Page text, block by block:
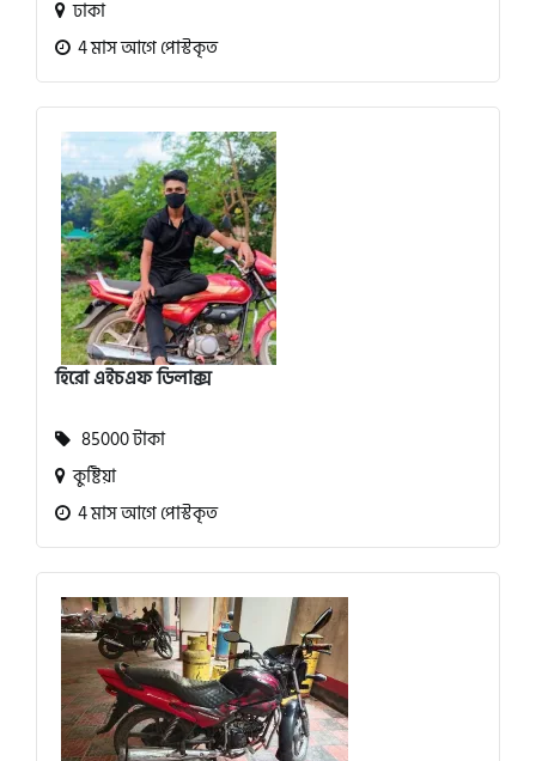
ঢাকা
4 মাস আগে পোস্টকৃত
হিরো এইচএফ ডিলাক্স
85000 টাকা
কুষ্টিয়া
4 মাস আগে পোস্টকৃত